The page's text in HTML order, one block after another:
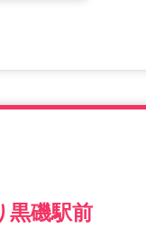
黒磯駅前